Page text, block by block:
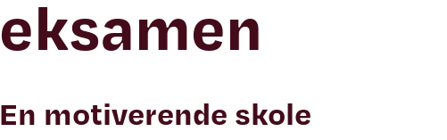
eksamen
En motiverende skole